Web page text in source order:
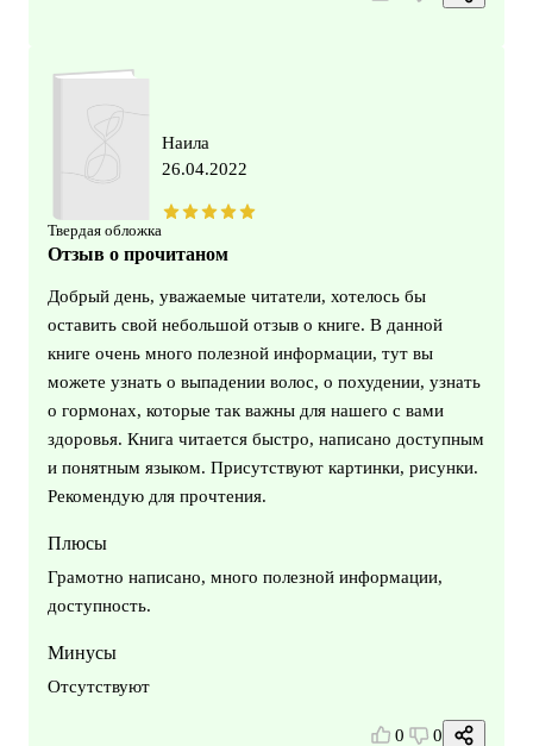
Твердая обложка
Наила
26.04.2022
Отзыв о прочитаном
Добрый день, уважаемые читатели, хотелось бы
оставить свой небольшой отзыв о книге. В данной
книге очень много полезной информации, тут вы
можете узнать о выпадении волос, о похудении, узнать
о гормонах, которые так важны для нашего с вами
здоровья. Книга читается быстро, написано доступным
и понятным языком. Присутствуют картинки, рисунки.
Рекомендую для прочтения.
Плюсы
Грамотно написано, много полезной информации,
доступность.
Минусы
Отсутствуют
0 0